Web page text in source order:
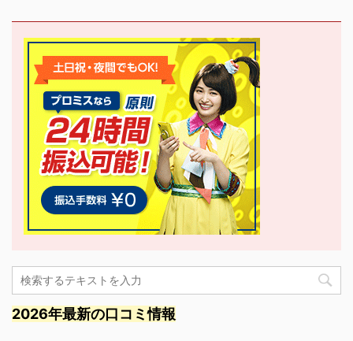
2026年最新の口コミ情報